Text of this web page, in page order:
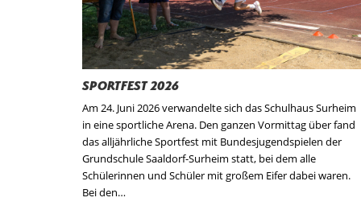
Sportfest 2026
Am 24. Juni 2026 verwandelte sich das Schulhaus Surheim
in eine sportliche Arena. Den ganzen Vormittag über fand
das alljährliche Sportfest mit Bundesjugendspielen der
Grundschule Saaldorf-Surheim statt, bei dem alle
Schülerinnen und Schüler mit großem Eifer dabei waren.
Bei den…